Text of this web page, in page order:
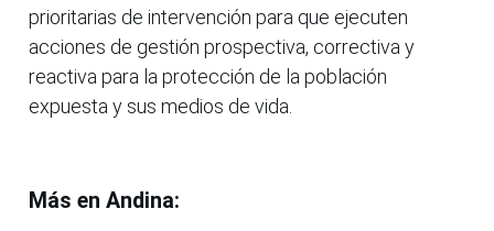
prioritarias de intervención para que ejecuten
acciones de gestión prospectiva, correctiva y
reactiva para la protección de la población
expuesta y sus medios de vida.
Más en Andina: